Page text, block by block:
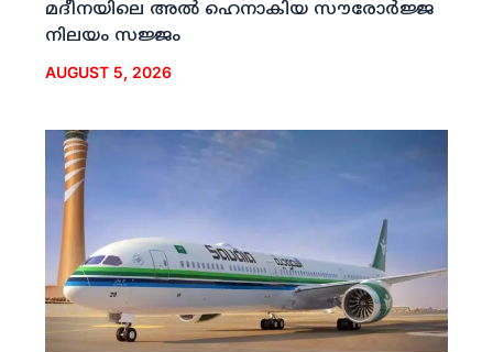
മദീനയിലെ അല്‍ ഹെനാകിയ സൗരോര്‍ജ്ജ
നിലയം സജ്ജം
AUGUST 5, 2026